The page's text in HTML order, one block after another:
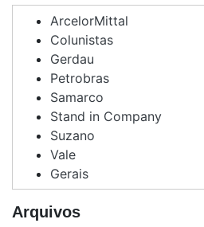
ArcelorMittal
Colunistas
Gerdau
Petrobras
Samarco
Stand in Company
Suzano
Vale
Gerais
Arquivos